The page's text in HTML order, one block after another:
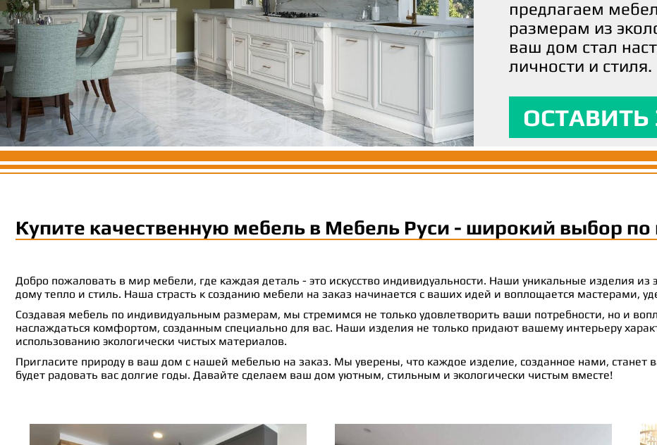
предлагаем
размерам из
ваш дом стал
личности и стиля.
ОСТАВИТЬ
уют и стиль, но и
планете.
ОСТАВИТЬ
Наша команда
воплотить ваши
чтобы каждая
вашим ожиданиям
ОСТАВИТЬ
Купите качественную мебель в Мебель Руси - широкий выбор по
Добро пожаловать в мир мебели, где каждая деталь - это искусство индивидуальности. Наши уникальные изделия
дому тепло и стиль. Наша страсть к созданию мебели на заказ начинается с ваших идей и воплощается
Создавая мебель по индивидуальным размерам, мы стремимся не только удовлетворить ваши потребности, но и
наслаждаться комфортом, созданным специально для вас. Наши изделия не только придают вашему интерьеру
использованию экологически чистых материалов.
Пригласите природу в ваш дом с нашей мебелью на заказ. Мы уверены, что каждое изделие, созданное нами, станет
будет радовать вас долгие годы. Давайте сделаем ваш дом уютным, стильным и экологически чистым вместе!